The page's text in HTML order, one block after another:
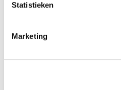
Statistieken
Marketing